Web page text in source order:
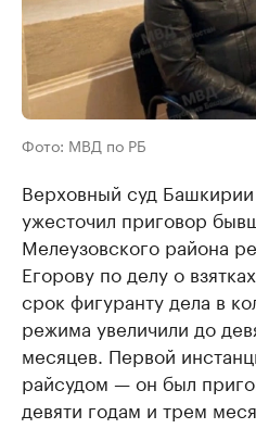
Фото: МВД по РБ
Верховный суд Башкирии
ужесточил приговор
Мелеузовского района
Егорову по делу о
срок фигуранту дела в
режима увеличили до
месяцев. Первой
райсудом — он был
девяти годам и трем